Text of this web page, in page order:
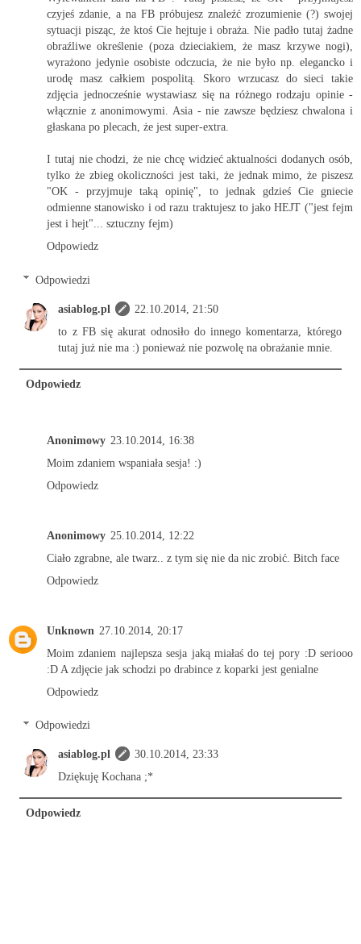
czyjeś zdanie, a na FB próbujesz znaleźć zrozumienie (?) swojej
sytuacji pisząc, że ktoś Cie hejtuje i obraża. Nie padło tutaj żadne
obraźliwe określenie (poza dzieciakiem, że masz krzywe nogi),
wyrażono jedynie osobiste odczucia, że nie było np. elegancko i
urodę masz całkiem pospolitą. Skoro wrzucasz do sieci takie
zdjęcia jednocześnie wystawiasz się na różnego rodzaju opinie -
włącznie z anonimowymi. Asia - nie zawsze będziesz chwalona i
głaskana po plecach, że jest super-extra.
I tutaj nie chodzi, że nie chcę widzieć aktualności dodanych osób,
tylko że zbieg okoliczności jest taki, że jednak mimo, że piszesz
"OK - przyjmuje taką opinię", to jednak gdzieś Cie gniecie
odmienne stanowisko i od razu traktujesz to jako HEJT ("jest fejm
jest i hejt"... sztuczny fejm)
Odpowiedz
Odpowiedzi
asiablog.pl
22.10.2014, 21:50
to z FB się akurat odnosiło do innego komentarza, którego
tutaj już nie ma :) ponieważ nie pozwolę na obrażanie mnie.
Odpowiedz
Anonimowy 23.10.2014, 16:38
Moim zdaniem wspaniała sesja! :)
Odpowiedz
Anonimowy 25.10.2014, 12:22
Ciało zgrabne, ale twarz.. z tym się nie da nic zrobić. Bitch face
Odpowiedz
Unknown 27.10.2014, 20:17
Moim zdaniem najlepsza sesja jaką miałaś do tej pory :D seriooo
:D A zdjęcie jak schodzi po drabince z koparki jest genialne
Odpowiedz
Odpowiedzi
asiablog.pl
30.10.2014, 23:33
Dziękuję Kochana ;*
Odpowiedz